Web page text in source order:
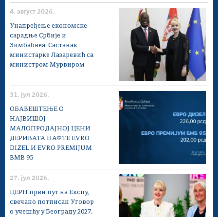
4. август 2026.
Унапређење економске
сарадње Србије и
Зимбабвеа: Састанак
министарке Лазаревић са
министром Мурвиром
31. јул 2026.
ОБАВЕШТЕЊЕ О
НАЈВИШОЈ
МАЛОПРОДАЈНОЈ ЦЕНИ
ДЕРИВАТА НАФТЕ EVRO
DIZEL И EVRO PREMIJUM
BMB 95
27. јул 2026.
ЦЕРН први пут на Експу,
свечано потписан Уговор
о учешћу у Београду 2027.